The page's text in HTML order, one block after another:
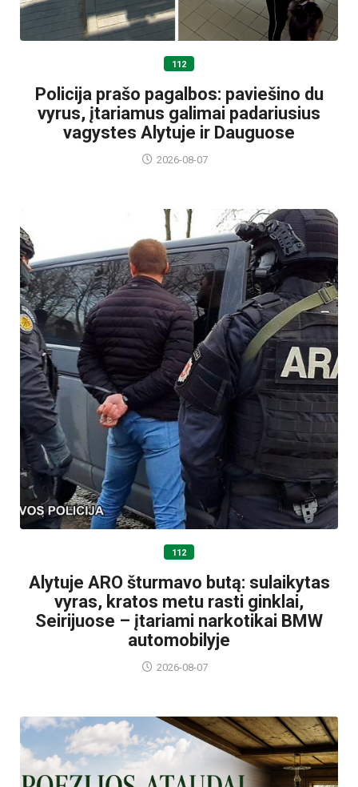
112
Policija prašo pagalbos: paviešino du
vyrus, įtariamus galimai padariusius
vagystes Alytuje ir Dauguose
2026-08-07
112
Alytuje ARO šturmavo butą: sulaikytas
vyras, kratos metu rasti ginklai,
Seirijuose – įtariami narkotikai BMW
automobilyje
2026-08-07